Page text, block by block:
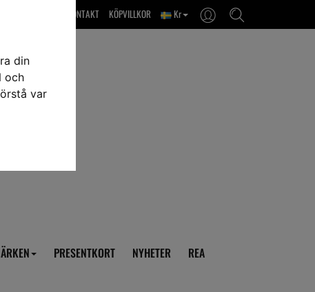
din
och
var
Kr
KÖPVILLKOR
OM OSS & KONTAKT
PRESENTKORT NYHETER REA